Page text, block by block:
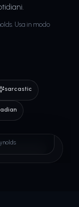
Usa in modo
sarcastic